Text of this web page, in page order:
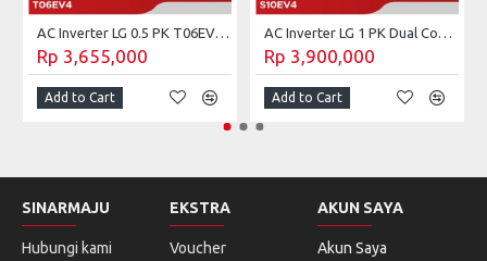
AC Inverter LG 0.5 PK T06EV4 (Unit Only)
Rp 3,655,000
Add to Cart
AC Inverter LG 1 PK Dual Cool S10EV4 (Unit Only)
Rp 3,900,000
Add to Cart
SINARMAJU
Hubungi kami
EKSTRA
Voucher
AKUN SAYA
Akun Saya